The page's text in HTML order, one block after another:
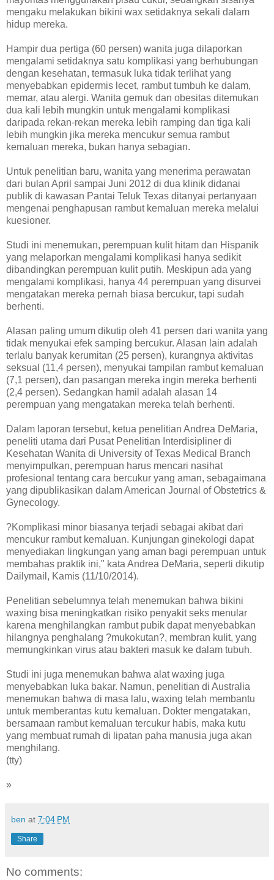
mengaku melakukan bikini wax setidaknya sekali dalam
hidup mereka.
Hampir dua pertiga (60 persen) wanita juga dilaporkan
mengalami setidaknya satu komplikasi yang berhubungan
dengan kesehatan, termasuk luka tidak terlihat yang
menyebabkan epidermis lecet, rambut tumbuh ke dalam,
memar, atau alergi. Wanita gemuk dan obesitas ditemukan
dua kali lebih mungkin untuk mengalami komplikasi
daripada rekan-rekan mereka lebih ramping dan tiga kali
lebih mungkin jika mereka mencukur semua rambut
kemaluan mereka, bukan hanya sebagian.
Untuk penelitian baru, wanita yang menerima perawatan
dari bulan April sampai Juni 2012 di dua klinik didanai
publik di kawasan Pantai Teluk Texas ditanyai pertanyaan
mengenai penghapusan rambut kemaluan mereka melalui
kuesioner.
Studi ini menemukan, perempuan kulit hitam dan Hispanik
yang melaporkan mengalami komplikasi hanya sedikit
dibandingkan perempuan kulit putih. Meskipun ada yang
mengalami komplikasi, hanya 44 perempuan yang disurvei
mengatakan mereka pernah biasa bercukur, tapi sudah
berhenti.
Alasan paling umum dikutip oleh 41 persen dari wanita yang
tidak menyukai efek samping bercukur. Alasan lain adalah
terlalu banyak kerumitan (25 persen), kurangnya aktivitas
seksual (11,4 persen), menyukai tampilan rambut kemaluan
(7,1 persen), dan pasangan mereka ingin mereka berhenti
(2,4 persen). Sedangkan hamil adalah alasan 14
perempuan yang mengatakan mereka telah berhenti.
Dalam laporan tersebut, ketua penelitian Andrea DeMaria,
peneliti utama dari Pusat Penelitian Interdisipliner di
Kesehatan Wanita di University of Texas Medical Branch
menyimpulkan, perempuan harus mencari nasihat
profesional tentang cara bercukur yang aman, sebagaimana
yang dipublikasikan dalam American Journal of Obstetrics &
Gynecology.
?Komplikasi minor biasanya terjadi sebagai akibat dari
mencukur rambut kemaluan. Kunjungan ginekologi dapat
menyediakan lingkungan yang aman bagi perempuan untuk
membahas praktik ini," kata Andrea DeMaria, seperti dikutip
Dailymail, Kamis (11/10/2014).
Penelitian sebelumnya telah menemukan bahwa bikini
waxing bisa meningkatkan risiko penyakit seks menular
karena menghilangkan rambut pubik dapat menyebabkan
hilangnya penghalang ?mukokutan?, membran kulit, yang
memungkinkan virus atau bakteri masuk ke dalam tubuh.
Studi ini juga menemukan bahwa alat waxing juga
menyebabkan luka bakar. Namun, penelitian di Australia
menemukan bahwa di masa lalu, waxing telah membantu
untuk memberantas kutu kemaluan. Dokter mengatakan,
bersamaan rambut kemaluan tercukur habis, maka kutu
yang membuat rumah di lipatan paha manusia juga akan
menghilang.
(tty)
»
ben at 7:04 PM
Share
No comments: